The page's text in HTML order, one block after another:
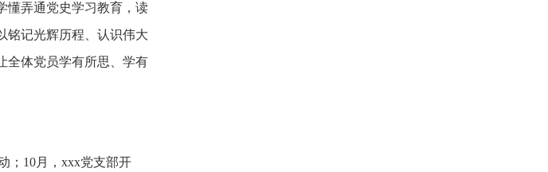
懂弄通党史学习教育，读
铭记光辉历程、认识伟大
全体党员学有所思、学有
；10月，xxx党支部开